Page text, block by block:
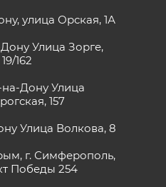
улица Орская, 1А
Улица Зорге,
19/162
на-Дону Улица
157
Улица Волкова, 8
г. Симферополь,
Победы 254